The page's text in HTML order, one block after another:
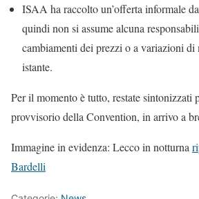
ISAA ha raccolto un’offerta informale
quindi non si assume alcuna
cambiamenti dei prezzi o a variazioni di
istante.
Per il momento è tutto, restate sintonizzati
provvisorio della Convention, in arrivo a
Immagine in evidenza: Lecco in notturna
Bardelli